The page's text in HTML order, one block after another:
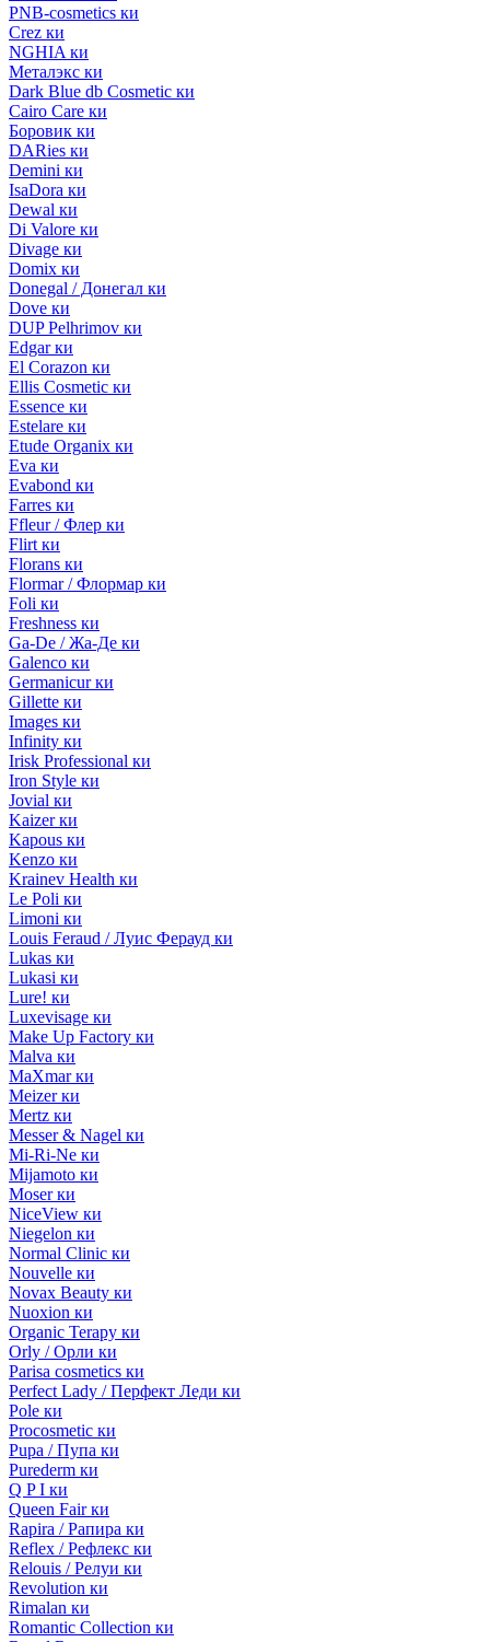
PNB-cosmetics ки
Crez ки
NGHIA ки
Металэкс ки
Dark Blue db Cosmetic ки
Cairo Care ки
Боровик ки
DARies ки
Demini ки
IsaDora ки
Dewal ки
Di Valore ки
Divage ки
Domix ки
Donegal / Донегал ки
Dove ки
DUP Pelhrimov ки
Edgar ки
El Corazon ки
Ellis Cosmetic ки
Essence ки
Estelare ки
Etude Organix ки
Eva ки
Evabond ки
Farres ки
Ffleur / Флер ки
Flirt ки
Florans ки
Flormar / Флормар ки
Foli ки
Freshness ки
Ga-De / Жа-Де ки
Galenco ки
Germanicur ки
Gillette ки
Images ки
Infinity ки
Irisk Professional ки
Iron Style ки
Jovial ки
Kaizer ки
Kapous ки
Kenzo ки
Krainev Health ки
Le Poli ки
Limoni ки
Louis Feraud / Луис Ферауд ки
Lukas ки
Lukasi ки
Lure! ки
Luxevisage ки
Make Up Factory ки
Malva ки
MaXmar ки
Meizer ки
Mertz ки
Messer & Nagel ки
Mi-Ri-Ne ки
Mijamoto ки
Moser ки
NiceView ки
Niegelon ки
Normal Clinic ки
Nouvelle ки
Novax Beauty ки
Nuoxion ки
Organic Terapy ки
Orly / Орли ки
Parisa cosmetics ки
Perfect Lady / Перфект Леди ки
Pole ки
Procosmetic ки
Pupa / Пупа ки
Purederm ки
Q P I ки
Queen Fair ки
Rapira / Рапира ки
Reflex / Рефлекс ки
Relouis / Релуи ки
Revolution ки
Rimalan ки
Romantic Collection ки